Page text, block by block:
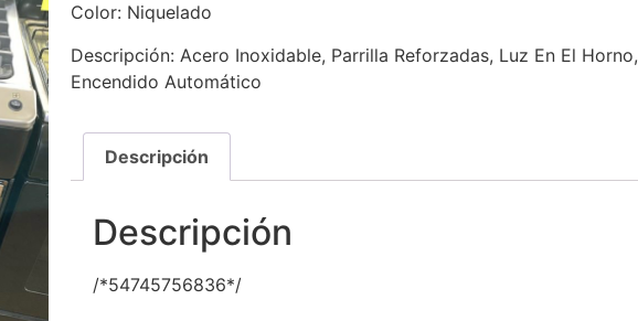
Color: Niquelado
Descripción: Acero Inoxidable, Parrilla Reforzadas, Luz En El Horno,
Encendido Automático
Descripción
Descripción
/*54745756836*/